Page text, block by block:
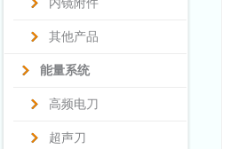
内镜附件
其他产品
能量系统
高频电刀
超声刀